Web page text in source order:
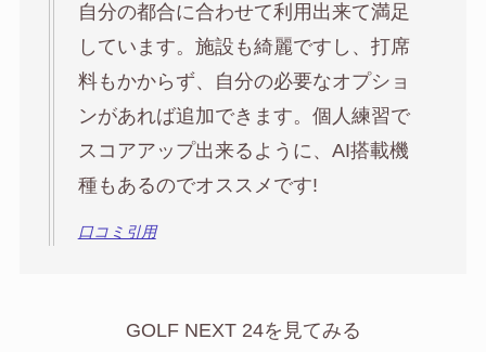
自分の都合に合わせて利用出来て満足
しています。施設も綺麗ですし、打席
料もかからず、自分の必要なオプショ
ンがあれば追加できます。個人練習で
スコアアップ出来るように、AI搭載機
種もあるのでオススメです!
口コミ引用
GOLF NEXT 24を見てみる